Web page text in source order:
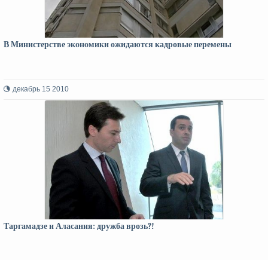
В Министерстве экономики ожидаются кадровые перемены
декабрь 15 2010
Таргамадзе и Аласания: дружба врозь?!